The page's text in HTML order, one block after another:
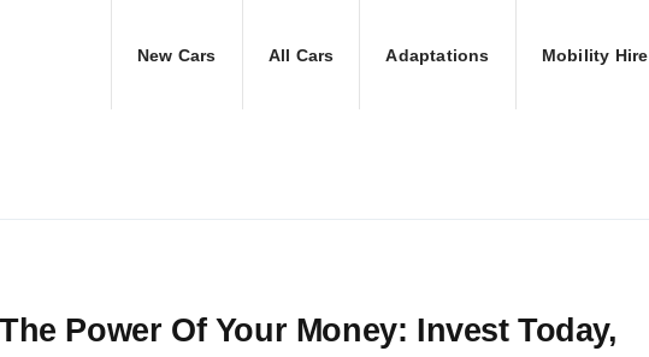
New Cars All Cars Adaptations Mobility Hire
Power Of Your Money: Invest Today,